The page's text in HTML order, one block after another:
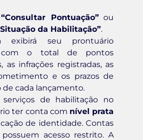
“Consultar Pontuação”ou
da Habilitação”.
exibirá seu prontuário
com o total de pontos
as infrações registradas, as
e os prazos de
cada lançamento.
serviços de habilitação no
ter conta com nível prata
de identidade. Contas
acesso restrito. A